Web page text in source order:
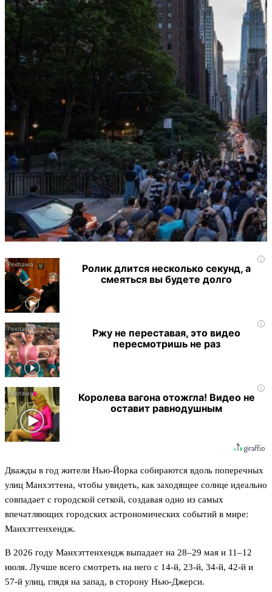
i
Ролик длится несколько секунд, а
смеяться вы будете долго
i
Ржу не переставая, это видео
пересмотришь не раз
i
Королева вагона отожгла! Видео не
оставит равнодушным
Дважды в год жители Нью-Йорка собираются вдоль поперечных
улиц Манхэттена, чтобы увидеть, как заходящее солнце идеально
совпадает с городской сеткой, создавая одно из самых
впечатляющих городских астрономических событий в мире:
Манхэттенхендж.
В 2026 году Манхэттенхендж выпадает на 28–29 мая и 11–12
июля. Лучше всего смотреть на него с 14-й, 23-й, 34-й, 42-й и
57-й улиц, глядя на запад, в сторону Нью-Джерси.